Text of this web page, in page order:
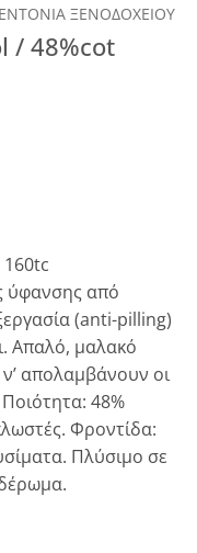
ΞΕΝΟΔΟΧΕΙΟΥ
/ 48%cot
160tc
ύφανσης από
(anti-pilling)
Απαλό, μαλακό
απολαμβάνουν οι
48%
Φροντίδα:
Πλύσιμο σε